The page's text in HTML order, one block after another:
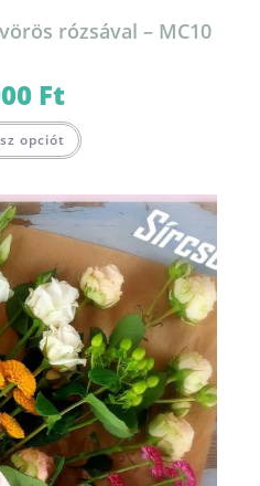
rózsával – MC10
Ft
opciót